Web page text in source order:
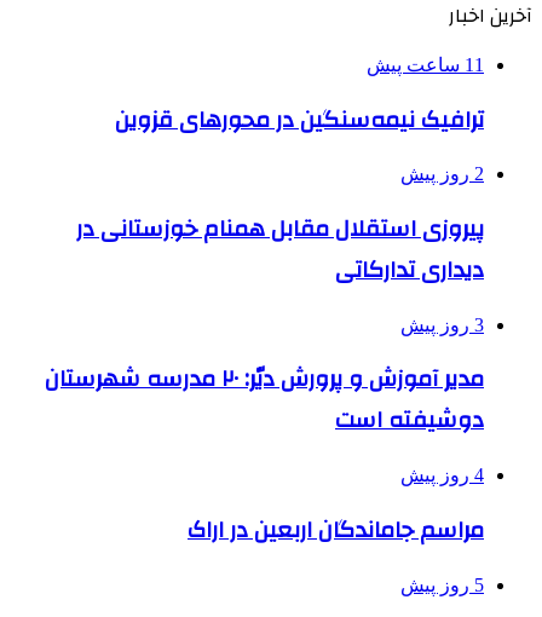
آخرین اخبار
11 ساعت پیش
ترافیک نیمه‌سنگین در محورهای قزوین
2 روز پیش
پیروزی استقلال مقابل همنام خوزستانی در
دیداری تدارکاتی
3 روز پیش
مدیر آموزش و پرورش دیّر: ۲۰ مدرسه شهرستان
دوشیفته است
4 روز پیش
مراسم جاماندگان اربعین در اراک
5 روز پیش